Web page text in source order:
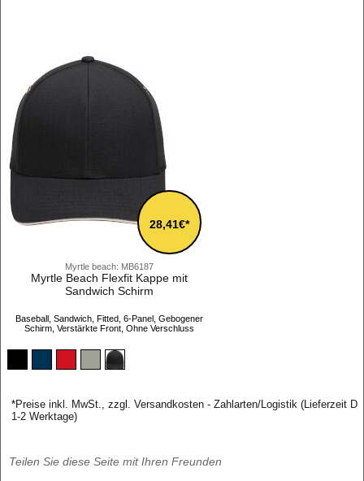
Myrtle beach: MB6187
28,41€*
Myrtle Beach Flexfit Kappe mit
Sandwich Schirm
Baseball, Sandwich, Fitted, 6-Panel, Gebogener
Schirm, Verstärkte Front, Ohne Verschluss
*Preise inkl. MwSt., zzgl. Versandkosten - Zahlarten/Logistik (Lieferzeit D
1-2 Werktage)
Teilen Sie diese Seite mit Ihren Freunden